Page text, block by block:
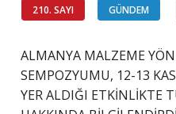
210. SAYI GÜNDEM
ALMANYA MALZEME
SEMPOZYUMU, 12-13
YER ALDIĞI ETKİNLİKTE